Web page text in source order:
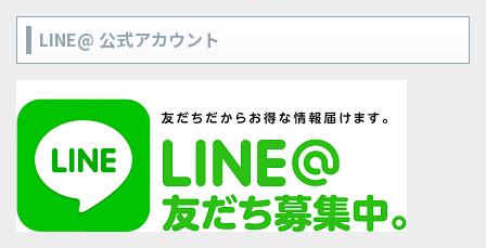
LINE@ 公式アカウント